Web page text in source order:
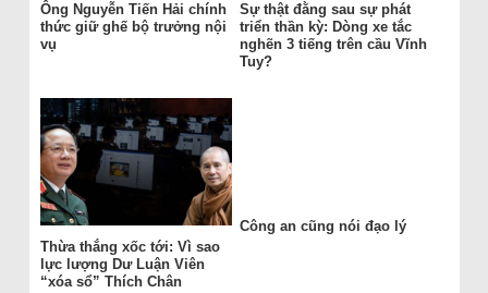
Ông Nguyễn Tiến Hải chính
thức giữ ghế bộ trưởng nội
vụ
Sự thật đằng sau sự phát
triển thần kỳ: Dòng xe tắc
nghẽn 3 tiếng trên cầu Vĩnh
Tuy?
Thừa thắng xốc tới: Vì sao
lực lượng Dư Luận Viên
“xóa sổ” Thích Chân
Công an cũng nói đạo lý